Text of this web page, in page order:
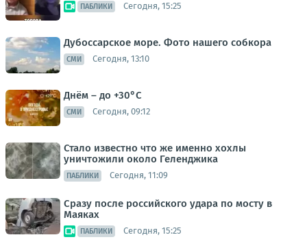
ПАБЛИКИ Сегодня, 15:25
Дубоссарское море. Фото нашего собкора
СМИ Сегодня, 13:10
Днём – до +30°С
СМИ Сегодня, 09:12
Стало известно что же именно хохлы
уничтожили около Геленджика
ПАБЛИКИ Сегодня, 11:09
Сразу после российского удара по мосту в
Маяках
ПАБЛИКИ Сегодня, 15:25